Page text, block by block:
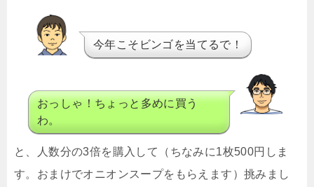
今年こそビンゴを当てるで！
おっしゃ！ちょっと多めに買う
わ。
と、人数分の3倍を購入して（ちなみに1枚500円しま
す。おまけでオニオンスープをもらえます）挑みまし